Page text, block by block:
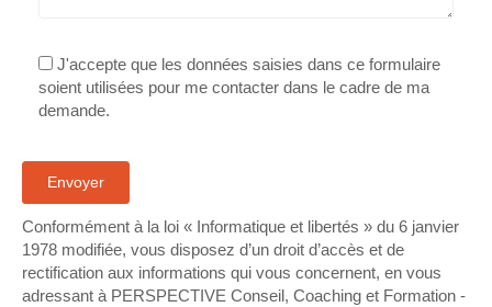
J'accepte que les données saisies dans ce formulaire
soient utilisées pour me contacter dans le cadre de ma
demande.
Conformément à la loi « Informatique et libertés » du 6 janvier
1978 modifiée, vous disposez d’un droit d’accès et de
rectification aux informations qui vous concernent, en vous
adressant à PERSPECTIVE Conseil, Coaching et Formation -